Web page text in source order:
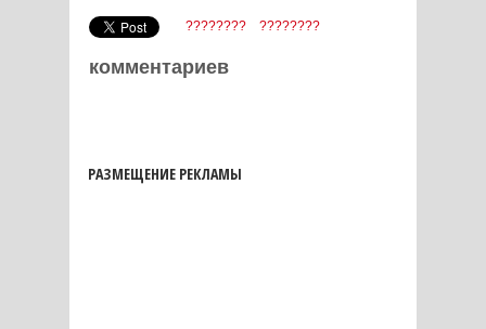
???????? ????????
комментариев
РАЗМЕЩЕНИЕ РЕКЛАМЫ